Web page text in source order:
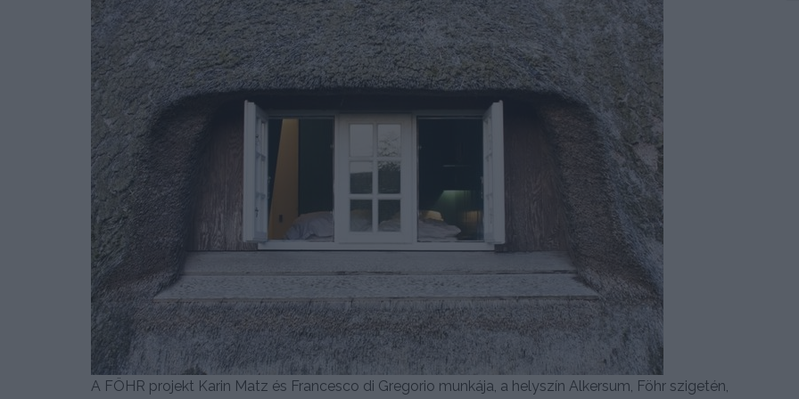
A FÖHR projekt Karin Matz és Francesco di Gregorio munkája, a helyszín Alkersum, Föhr szigetén,